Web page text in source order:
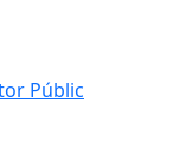
Públic